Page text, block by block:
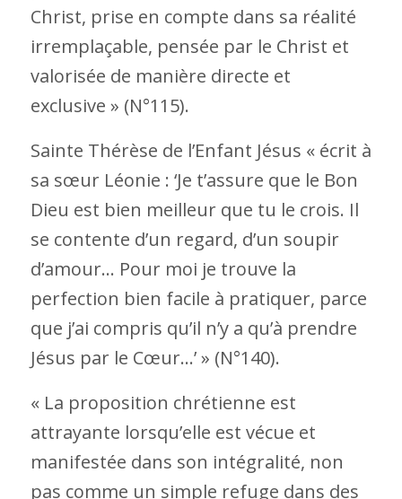
Christ, prise en compte dans sa réalité
irremplaçable, pensée par le Christ et
valorisée de manière directe et
exclusive » (N°115).
Sainte Thérèse de l’Enfant Jésus « écrit à
sa sœur Léonie : ‘Je t’assure que le Bon
Dieu est bien meilleur que tu le crois. Il
se contente d’un regard, d’un soupir
d’amour… Pour moi je trouve la
perfection bien facile à pratiquer, parce
que j’ai compris qu’il n’y a qu’à prendre
Jésus par le Cœur…’ » (N°140).
« La proposition chrétienne est
attrayante lorsqu’elle est vécue et
manifestée dans son intégralité, non
pas comme un simple refuge dans des